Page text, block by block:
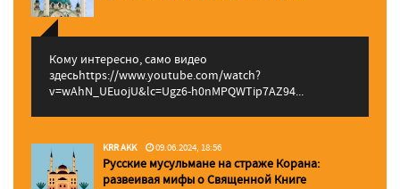
Кому интересно, само видео
здесьhttps://www.youtube.com/watch?
v=wAhN_UEuojU&lc=Ugz6-h0nMPQWTip7AZ94...
KRR AKK 09.06.2024, 18:56
Русские мусульмане на страже Корана:
pазвеивая мифы о Священной Книге